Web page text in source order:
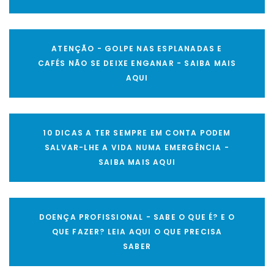
ATENÇÃO - GOLPE NAS ESPLANADAS E
CAFÉS NÃO SE DEIXE ENGANAR - SAIBA MAIS
AQUI
10 DICAS A TER SEMPRE EM CONTA PODEM
SALVAR-LHE A VIDA NUMA EMERGÊNCIA -
SAIBA MAIS AQUI
DOENÇA PROFISSIONAL - SABE O QUE É? E O
QUE FAZER? LEIA AQUI O QUE PRECISA
SABER